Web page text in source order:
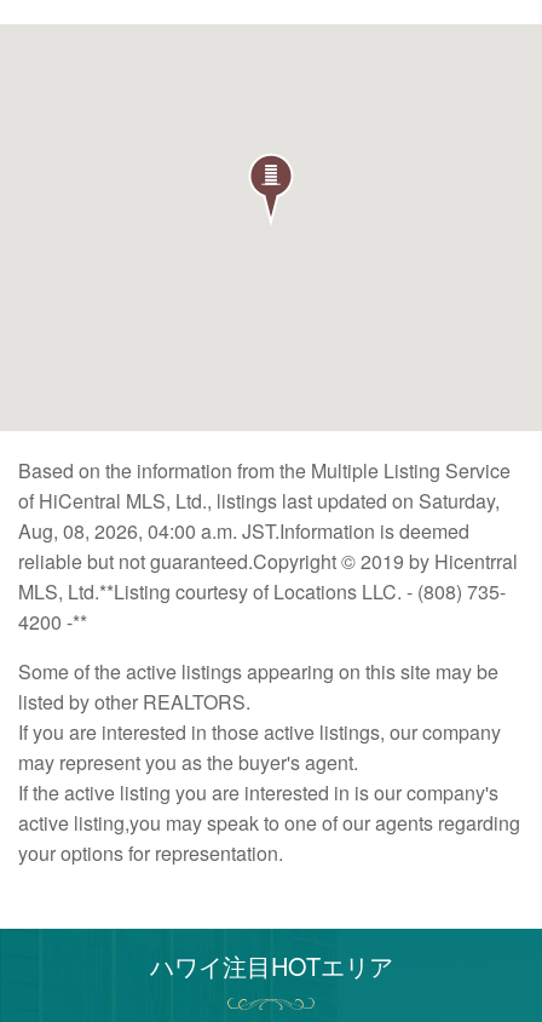
Based on the information from the Multiple Listing Service
of HiCentral MLS, Ltd., listings last updated on Saturday,
Aug, 08, 2026, 04:00 a.m. JST.Information is deemed
reliable but not guaranteed.Copyright © 2019 by Hicentrral
MLS, Ltd.**Listing courtesy of Locations LLC. - (808) 735-
4200 -**
Some of the active listings appearing on this site may be
listed by other REALTORS.
If you are interested in those active listings, our company
may represent you as the buyer's agent.
If the active listing you are interested in is our company's
active listing,you may speak to one of our agents regarding
your options for representation.
ハワイ注目HOTエリア